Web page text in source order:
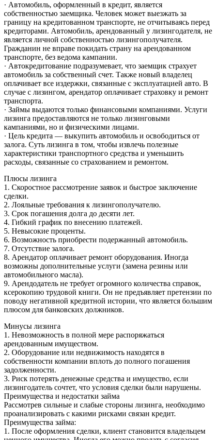
· Автомобиль, оформленный в кредит, является
собственностью заемщика. Человек может выезжать за
границу на кредитованном транспорте, не отчитываясь перед
кредиторами. Автомобиль, арендованный у лизингодателя, не
является личной собственностью лизингополучателя.
Гражданин не вправе покидать страну на арендованном
транспорте, без ведома кампании.
· Автокредитование подразумевает, что заемщик страхует
автомобиль за собственный счет. Также новый владелец
оплачивает все издержки, связанные с эксплуатацией авто. В
случае с лизингом, арендатор оплачивает страховку и ремонт
транспорта.
· Займы выдаются только финансовыми компаниями. Услуги
лизинга предоставляются не только лизинговыми
кампаниями, но и физическими лицами.
· Цель кредита — выкупить автомобиль и освободиться от
залога. Суть лизинга в том, чтобы извлечь полезные
характеристики транспортного средства и уменьшить
расходы, связанные со страхованием и ремонтом.
Плюсы лизинга
1. Скоростное рассмотрение заявок и быстрое заключение
сделки.
2. Лояльные требования к лизингополучателю.
3. Срок погашения долга до десяти лет.
4. Гибкий график по внесению платежей.
5. Невысокие проценты.
6. Возможность приобрести подержанный автомобиль.
7. Отсутствие залога.
8. Арендатор оплачивает ремонт оборудования. Иногда
возможны дополнительные услуги (замена резины или
автомобильного масла).
9. Арендодатель не требует огромного количества справок,
ксерокопию трудовой книги. Он не предъявляет претензии по
поводу негативной кредитной истории, что является большим
плюсом для банковских должников.
Минусы лизинга
1. Невозможность в полной мере распоряжаться
арендованным имуществом.
2. Оборудование или недвижимость находятся в
собственности компании вплоть до полного погашения
задолженности.
3. Риск потерять денежные средства и имущество, если
лизингодатель сочтет, что условия сделки были нарушены.
Преимущества и недостатки займа
Рассмотрев сильные и слабые стороны лизинга, необходимо
проанализировать с какими рисками связан кредит.
Преимущества займа:
1. После оформления сделки, клиент становится владельцем